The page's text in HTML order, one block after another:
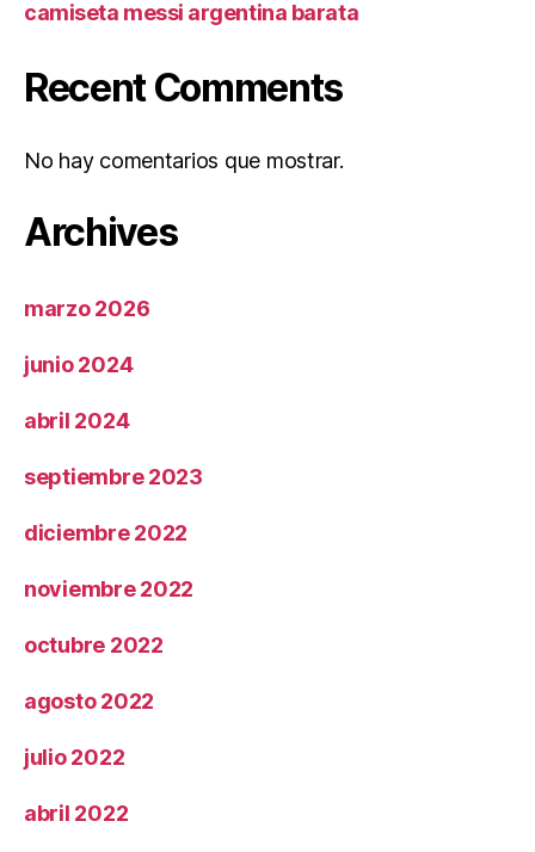
camiseta messi argentina barata
Recent Comments
No hay comentarios que mostrar.
Archives
marzo 2026
junio 2024
abril 2024
septiembre 2023
diciembre 2022
noviembre 2022
octubre 2022
agosto 2022
julio 2022
abril 2022